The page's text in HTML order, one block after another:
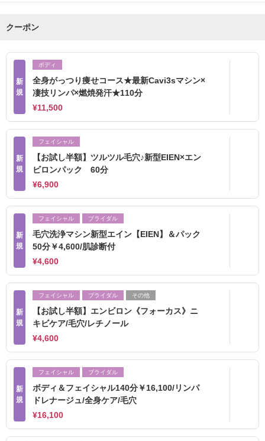
クーポン
新
規
ボディ
全身がっつり痩せコース★最新Cavi3sマシン×
凄技リンパ×燃焼発汗★110分
¥11,500
新
規
フェイシャル
【お試し半額】ツルツル毛穴♪新型EIEN×エン
ビロンパック 60分
¥6,900
新
規
フェイシャル ブライダル
毛穴洗浄マシン新型エイン【EIEN】＆パック
50分￥4,600/肌診断付
¥4,600
新
規
フェイシャル ブライダル その他
【お試し半額】エンビロン《フォーカス》ニ
キビケア/毛穴/レチノール
¥4,600
新
規
フェイシャル ブライダル
ボディ＆フェイシャル140分￥16,100/リンパ
ドレナージュ/全身ケア/毛穴
¥16,100